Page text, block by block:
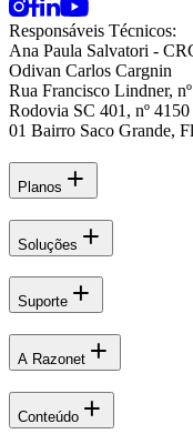
Responsáveis Técnicos:
Ana Paula Salvatori -
Odivan Carlos Cargnin
Rua Francisco Lindner,
Rodovia SC 401, nº
01 Bairro Saco Grande,
Planos
Soluções
Suporte
A Razonet
Conteúdo